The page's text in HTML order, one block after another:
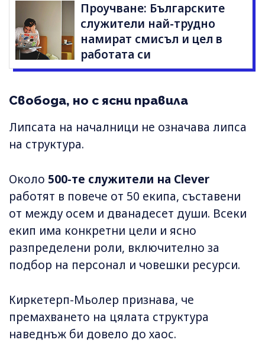
Проучване: Българските
служители най-трудно
намират смисъл и цел в
работата си
Свобода, но с ясни правила
Липсата на началници не означава липса
на структура.
Около 500-те служители на Clever
работят в повече от 50 екипа, съставени
от между осем и дванадесет души. Всеки
екип има конкретни цели и ясно
разпределени роли, включително за
подбор на персонал и човешки ресурси.
Киркетерп-Мьолер признава, че
премахването на цялата структура
наведнъж би довело до хаос.